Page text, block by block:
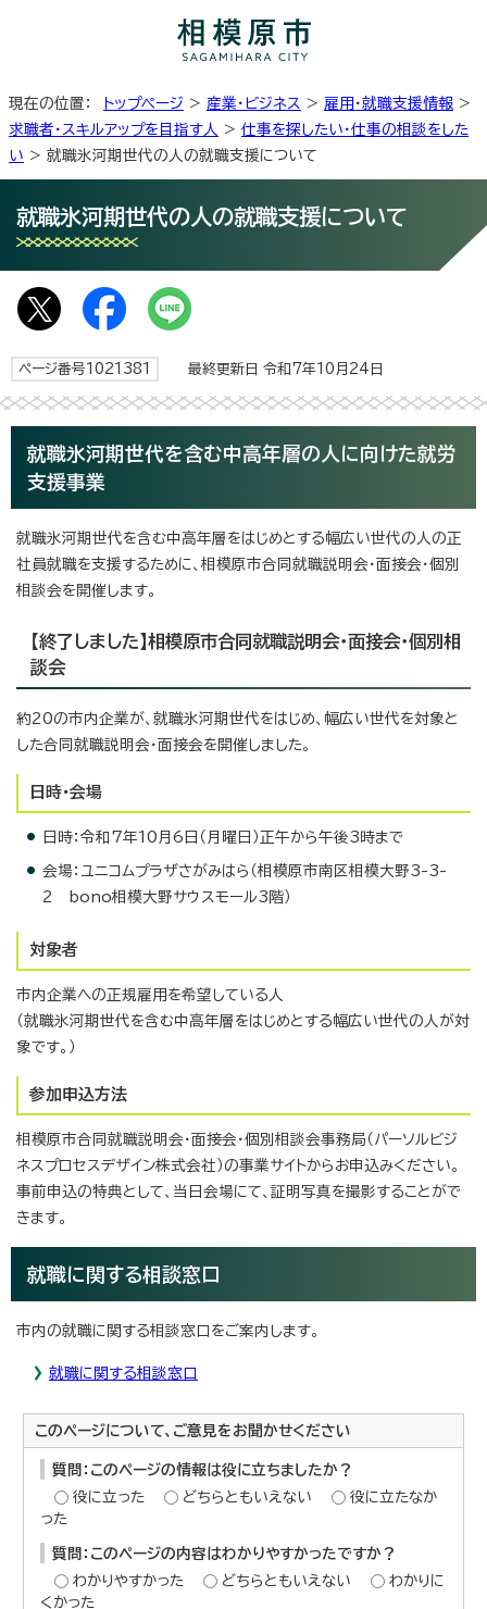
現在の位置： トップページ > 産業・ビジネス > 雇用・就職支援情報 >
求職者・スキルアップを目指す人
> 仕事を探したい・仕事の相談をした
い > 就職氷河期世代の人の就職支援について
就職氷河期世代の人の就職支援について
ページ番号1021381 最終更新日 令和7年10月24日
就職氷河期世代を含む中高年層の人に向けた就労
支援事業
就職氷河期世代を含む中高年層をはじめとする幅広い世代の人の正
社員就職を支援するために、相模原市合同就職説明会・面接会・個別
相談会を開催します。
【終了しました】相模原市合同就職説明会・面接会・個別相
談会
約20の市内企業が、就職氷河期世代をはじめ、幅広い世代を対象と
した合同就職説明会・面接会を開催しました。
日時・会場
日時：令和7年10月6日（月曜日）正午から午後3時まで
会場：ユニコムプラザさがみはら（相模原市南区相模大野3-3-
2 bono相模大野サウスモール3階）
対象者
市内企業への正規雇用を希望している人
（就職氷河期世代を含む中高年層をはじめとする幅広い世代の人が対
象です。）
参加申込方法
相模原市合同就職説明会・面接会・個別相談会事務局（パーソルビジ
ネスプロセスデザイン株式会社）の事業サイトからお申込みください。
事前申込の特典として、当日会場にて、証明写真を撮影することがで
きます。
就職に関する相談窓口
市内の就職に関する相談窓口をご案内します。
就職に関する相談窓口
このページについて、ご意見をお聞かせください
質問：このページの情報は役に立ちましたか？
役に立った
どちらともいえない
役に立たなか
った
質問：このページの内容はわかりやすかったですか？
わかりやすかった
どちらともいえない
わかりに
くかった